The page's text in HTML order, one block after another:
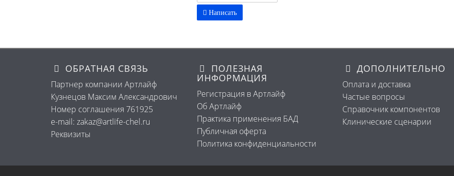
Написать
ОБРАТНАЯ СВЯЗЬ
Партнер компании Артлайф
Кузнецов Максим Александрович
Номер соглашения 761925
e-mail: zakaz@artlife-chel.ru
Реквизиты
ПОЛЕЗНАЯ
ИНФОРМАЦИЯ
Регистрация в Артлайф
Об Артлайф
Практика применения БАД
Публичная оферта
Политика конфиденциальности
ДОПОЛНИТЕЛЬНО
Оплата и доставка
Частые вопросы
Справочник компонентов
Клинические сценарии